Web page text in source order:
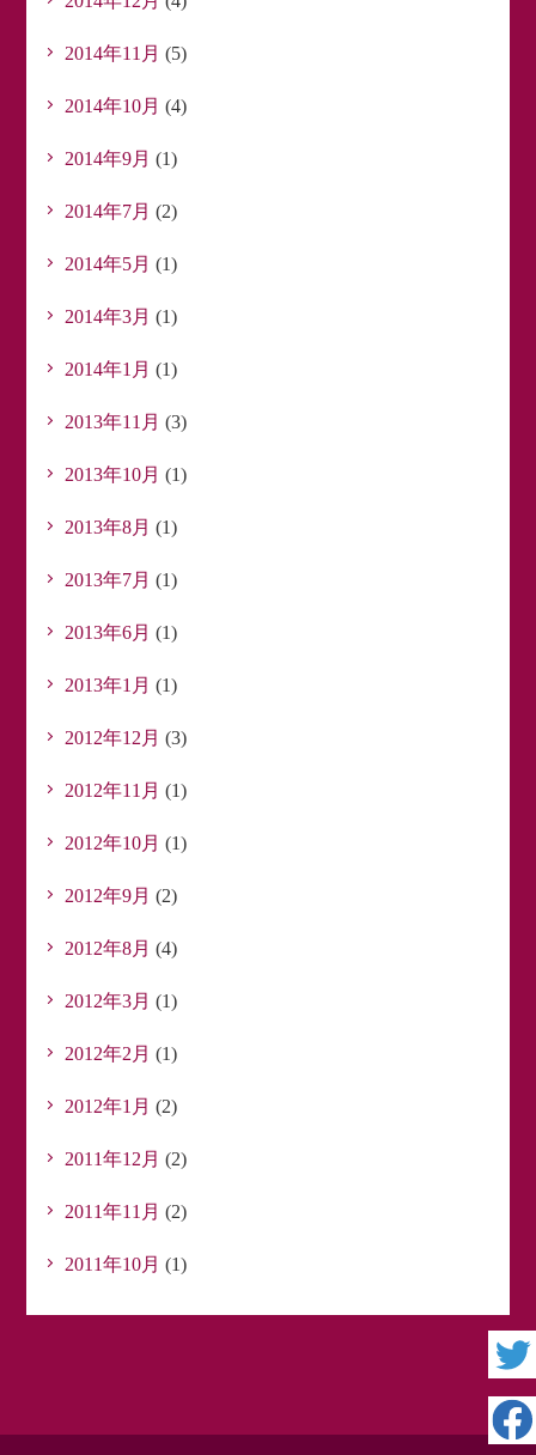
2014年11月 (5)
2014年10月 (4)
2014年9月 (1)
2014年7月 (2)
2014年5月 (1)
2014年3月 (1)
2014年1月 (1)
2013年11月 (3)
2013年10月 (1)
2013年8月 (1)
2013年7月 (1)
2013年6月 (1)
2013年1月 (1)
2012年12月 (3)
2012年11月 (1)
2012年10月 (1)
2012年9月 (2)
2012年8月 (4)
2012年3月 (1)
2012年2月 (1)
2012年1月 (2)
2011年12月 (2)
2011年11月 (2)
2011年10月 (1)